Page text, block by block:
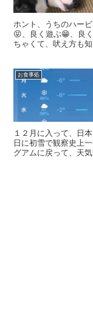
ホント、うちのハー
😝、良く遊ぶ😁、良
ちゃくて、吠え方も
お食事処
１２月に入って、日
日に初雪で観察史上
グアムに戻って、天